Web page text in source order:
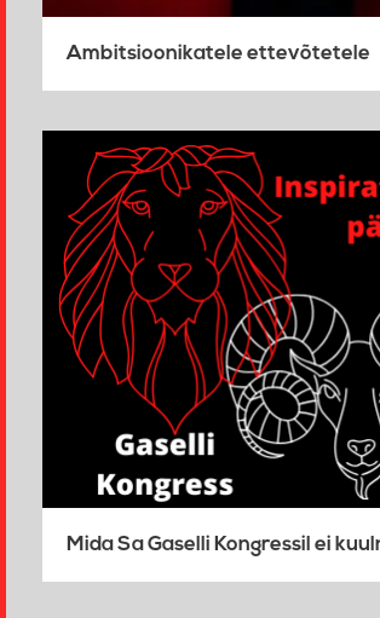
Ambitsioonikatele ettevõtetele
Mida Sa Gaselli Kongressil ei